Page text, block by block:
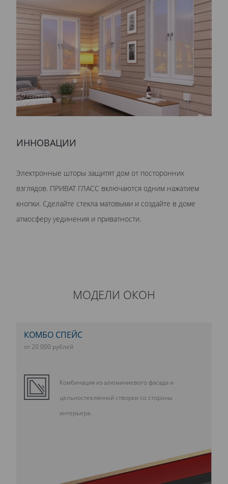
ИННОВАЦИИ
Электронные шторы защитят дом от посторонних
взглядов. ПРИВАТ ГЛАСС включаются одним нажатием
кнопки. Сделайте стекла матовыми и создайте в доме
атмосферу уединения и приватности.
МОДЕЛИ ОКОН
КОМБО СПЕЙС
от 20 000 рублей
Комбинация из алюминиевого фасада и
цельностеклянной створки со стороны
интерьера.